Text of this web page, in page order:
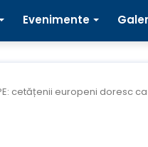
Evenimente
cetățenii europeni doresc